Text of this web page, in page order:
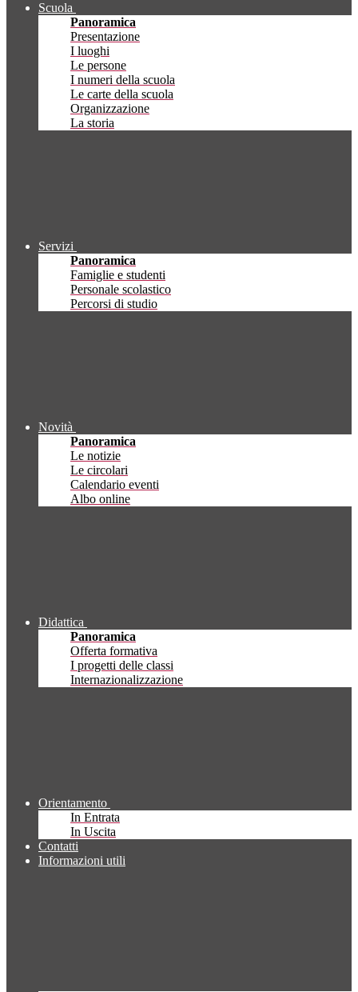
Scuola
Panoramica
Presentazione
I luoghi
Le persone
I numeri della scuola
Le carte della scuola
Organizzazione
La storia
Servizi
Panoramica
Famiglie e studenti
Personale scolastico
Percorsi di studio
Novità
Panoramica
Le notizie
Le circolari
Calendario eventi
Albo online
Didattica
Panoramica
Offerta formativa
I progetti delle classi
Internazionalizzazione
Orientamento
In Entrata
In Uscita
Contatti
Informazioni utili